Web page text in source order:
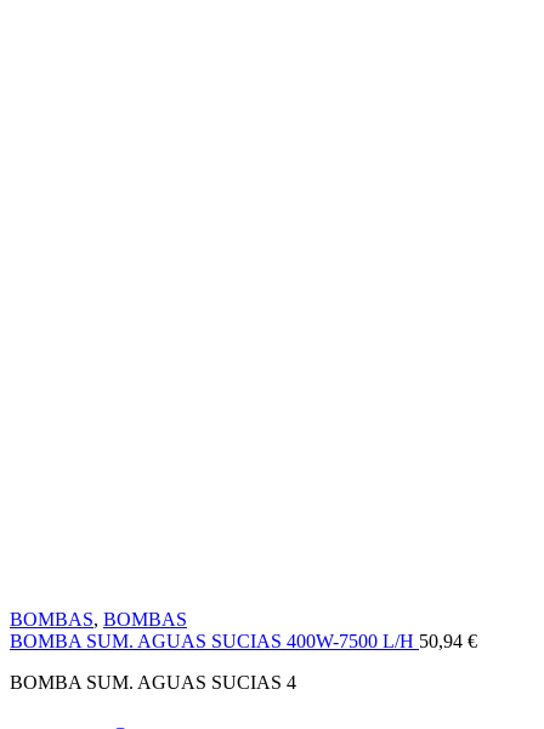
BOMBAS, BOMBAS
BOMBA SUM. AGUAS SUCIAS 400W-7500 L/H 50,94 €
BOMBA SUM. AGUAS SUCIAS 4